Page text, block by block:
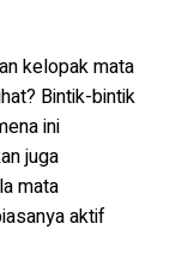
kelopak mata
Bintik-bintik
ini
juga
mata
aktif